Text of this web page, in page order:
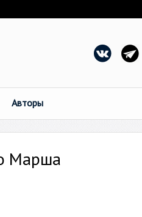
Авторы
Марша